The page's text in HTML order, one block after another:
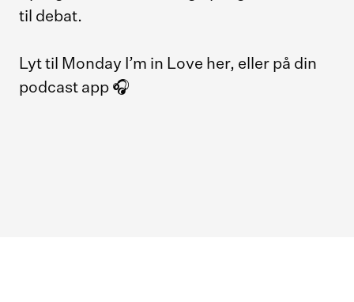
til debat.
Lyt til Monday I’m in Love her, eller på din
podcast app 🎧